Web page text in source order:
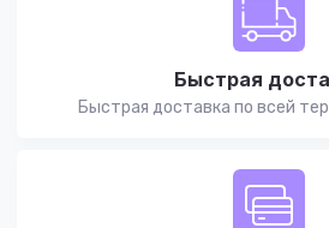
Быстрая
Быстрая доставка по всей